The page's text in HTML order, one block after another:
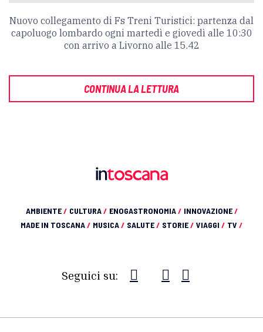
Nuovo collegamento di Fs Treni Turistici: partenza dal
capoluogo lombardo ogni martedì e giovedì alle 10:30
con arrivo a Livorno alle 15.42
CONTINUA LA LETTURA
AMBIENTE/ CULTURA/ ENOGASTRONOMIA/ INNOVAZIONE/
MADE IN TOSCANA/ MUSICA/ SALUTE/ STORIE/ VIAGGI / TV /
Seguici su: